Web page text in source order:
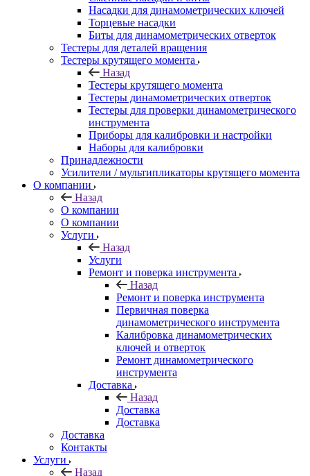
Насадки для динамометрических ключей
Торцевые насадки
Биты для динамометрических отверток
Тестеры для деталей вращения
Тестеры крутящего момента
Назад
Тестеры крутящего момента
Тестеры динамометрических отверток
Тестеры для проверки динамометрического
инструмента
Приборы для калибровки и настройки
Наборы для калибровки
Принадлежности
Усилители / мультипликаторы крутящего момента
О компании
Назад
О компании
О компании
Услуги
Назад
Услуги
Ремонт и поверка инструмента
Назад
Ремонт и поверка инструмента
Первичная поверка
динамометрического инструмента
Калибровка динамометрических
ключей и отверток
Ремонт динамометрического
инструмента
Доставка
Назад
Доставка
Доставка
Доставка
Контакты
Услуги
Назад